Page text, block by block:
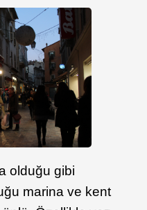
olduğu gibi
marina ve kent